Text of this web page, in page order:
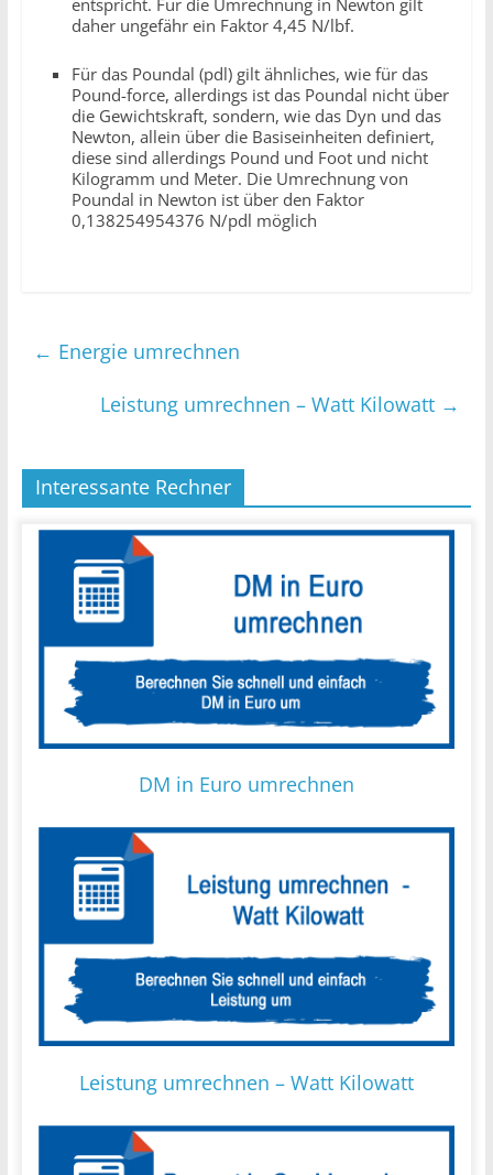
daher ungefähr ein Faktor 4,45 N/lbf.
Für das Poundal (pdl) gilt ähnliches, wie für das
Pound-force, allerdings ist das Poundal nicht über
die Gewichtskraft, sondern, wie das Dyn und das
Newton, allein über die Basiseinheiten definiert,
diese sind allerdings Pound und Foot und nicht
Kilogramm und Meter. Die Umrechnung von
Poundal in Newton ist über den Faktor
0,138254954376 N/pdl möglich
← Energie umrechnen
Leistung umrechnen – Watt Kilowatt →
Interessante Rechner
DM in Euro umrechnen
Leistung umrechnen – Watt Kilowatt